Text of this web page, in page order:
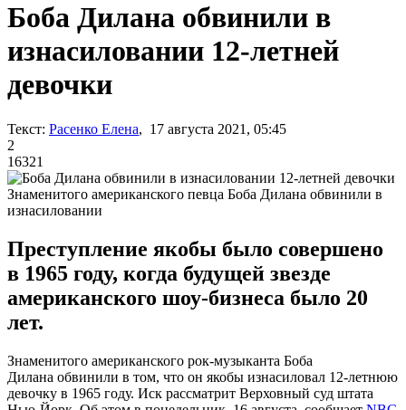
Боба Дилана обвинили в
изнасиловании 12-летней
девочки
Текст: Расенко Елена, 17 августа 2021, 05:45
2
16321
Знаменитого американского певца Боба Дилана обвинили в
изнасиловании
Преступление якобы было совершено
в 1965 году, когда будущей звезде
американского шоу-бизнеса было 20
лет.
Знаменитого американского рок-музыканта Боба
Дилана обвинили в том, что он якобы изнасиловал 12-летнюю
девочку в 1965 году. Иск рассматрит Верховный суд штата